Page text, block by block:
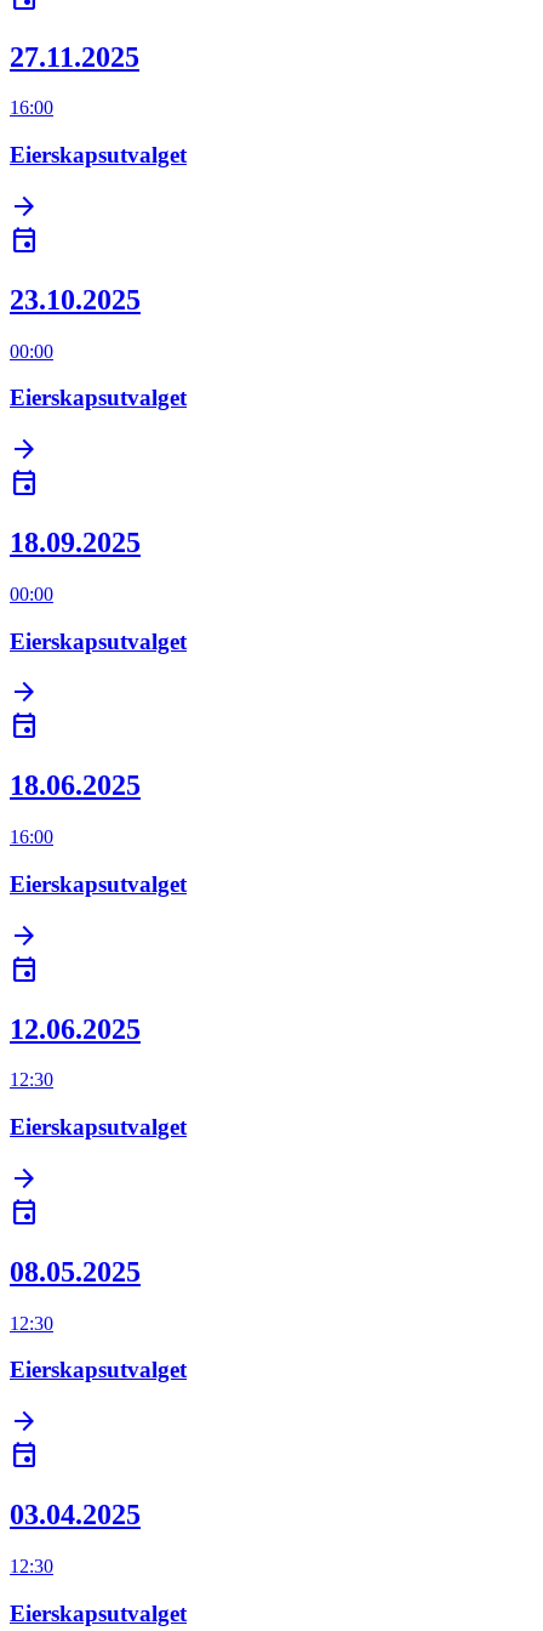
27.11.2025
16:00
Eierskapsutvalget
arrow_forward
event
23.10.2025
00:00
Eierskapsutvalget
arrow_forward
event
18.09.2025
00:00
Eierskapsutvalget
arrow_forward
event
18.06.2025
16:00
Eierskapsutvalget
arrow_forward
event
12.06.2025
12:30
Eierskapsutvalget
arrow_forward
event
08.05.2025
12:30
Eierskapsutvalget
arrow_forward
event
03.04.2025
12:30
Eierskapsutvalget